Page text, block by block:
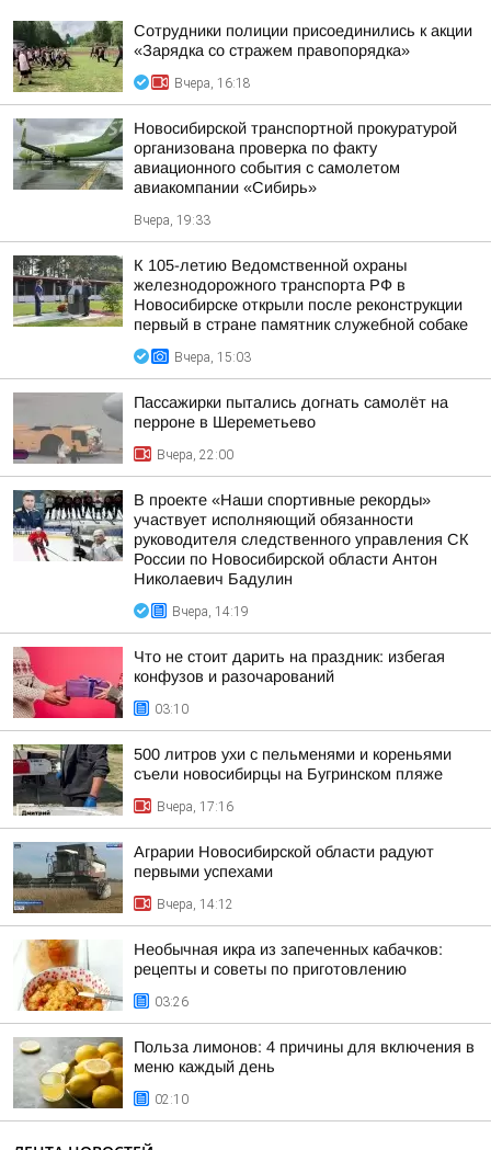
Сотрудники полиции присоединились к акции
«Зарядка со стражем правопорядка»
Вчера, 16:18
Новосибирской транспортной прокуратурой
организована проверка по факту
авиационного события с самолетом
авиакомпании «Сибирь»
Вчера, 19:33
К 105-летию Ведомственной охраны
железнодорожного транспорта РФ в
Новосибирске открыли после реконструкции
первый в стране памятник служебной собаке
Вчера, 15:03
Пассажирки пытались догнать самолёт на
перроне в Шереметьево
Вчера, 22:00
В проекте «Наши спортивные рекорды»
участвует исполняющий обязанности
руководителя следственного управления СК
России по Новосибирской области Антон
Николаевич Бадулин
Вчера, 14:19
Что не стоит дарить на праздник: избегая
конфузов и разочарований
03:10
500 литров ухи с пельменями и кореньями
съели новосибирцы на Бугринском пляже
Вчера, 17:16
Аграрии Новосибирской области радуют
первыми успехами
Вчера, 14:12
Необычная икра из запеченных кабачков:
рецепты и советы по приготовлению
03:26
Польза лимонов: 4 причины для включения в
меню каждый день
02:10